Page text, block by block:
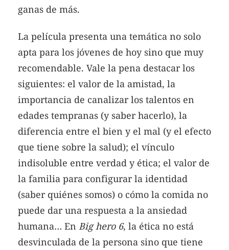
ganas de más.
La película presenta una temática no solo
apta para los jóvenes de hoy sino que muy
recomendable. Vale la pena destacar los
siguientes: el valor de la amistad, la
importancia de canalizar los talentos en
edades tempranas (y saber hacerlo), la
diferencia entre el bien y el mal (y el efecto
que tiene sobre la salud); el vínculo
indisoluble entre verdad y ética; el valor de
la familia para configurar la identidad
(saber quiénes somos) o cómo la comida no
puede dar una respuesta a la ansiedad
humana… En Big hero 6, la ética no está
desvinculada de la persona sino que tiene